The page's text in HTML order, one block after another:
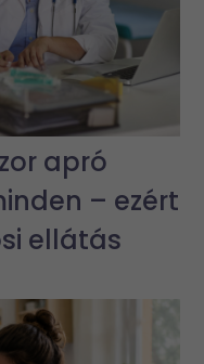
apró
– ezért
ellátás